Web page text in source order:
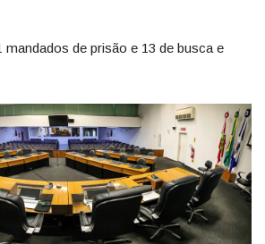
mandados de prisão e 13 de busca e